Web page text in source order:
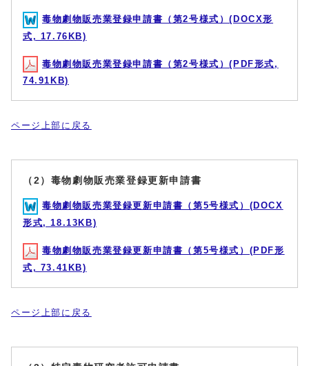
毒物劇物販売業登録申請書（第2号様式）(DOCX形
式, 17.76KB)
毒物劇物販売業登録申請書（第2号様式）(PDF形式,
74.91KB)
ページ上部に戻る
（2）毒物劇物販売業登録更新申請書
毒物劇物販売業登録更新申請書（第5号様式）(DOCX
形式, 18.13KB)
毒物劇物販売業登録更新申請書（第5号様式）(PDF形
式, 73.41KB)
ページ上部に戻る